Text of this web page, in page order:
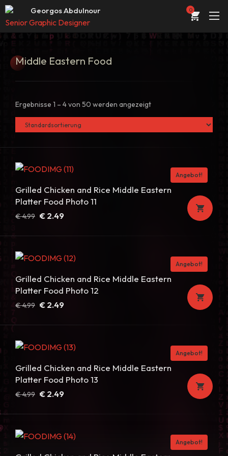
Georgos Abdulnour
Web Entwickler / Designer
Senior Graphic Designer
UI/UX Designer
Web Entwickler / Designer
0
PORTFOLIO
KONTAKT
STORE
Middle Eastern Food
Ergebnisse 1 – 4 von 50 werden angezeigt
Angebot!
Grilled Chicken and Rice Middle Eastern
Platter Food Photo 11
€4.99 Ursprünglicher
€ 4.99
€ 2.49
€ 2.49.
Angebot!
Grilled Chicken and Rice Middle Eastern
Platter Food Photo 12
€4.99 Ursprünglicher
€ 4.99
€ 2.49
€ 2.49.
Angebot!
Grilled Chicken and Rice Middle Eastern
Platter Food Photo 13
€4.99 Ursprünglicher
€ 4.99
€ 2.49
€ 2.49.
Angebot!